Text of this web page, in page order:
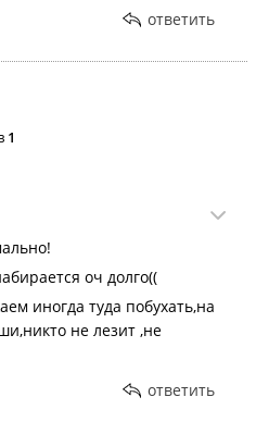
объектов классификации в
.
ответить
1
оч долго((
иногда туда побухать,на
не лезит ,не
ответить